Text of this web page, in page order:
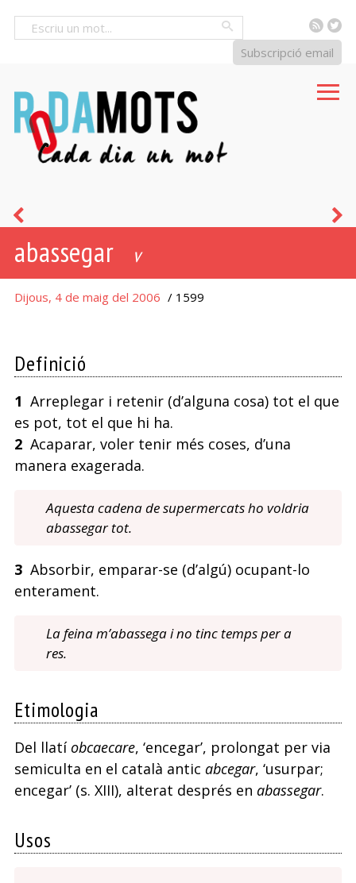
RSS
Subscripció email
abassegar v
Dijous, 4 de maig del 2006 / 1599
Definició
1 Arreplegar i retenir (d’alguna cosa) tot el que
es pot, tot el que hi ha.
2Acaparar, voler tenir més coses, d’una
manera exagerada.
Aquesta cadena de supermercats ho voldria
abassegar tot.
3Absorbir, emparar-se (d’algú) ocupant-lo
enterament.
La feina m’abassega i no tinc temps per a
res.
Etimologia
Del llatíobcaecare, ‘encegar’, prolongat per via
semiculta en el català antic abcegar, ‘usurpar;
encegar’ (s. XIII), alterat després en abassegar.
Usos
patuleia
a